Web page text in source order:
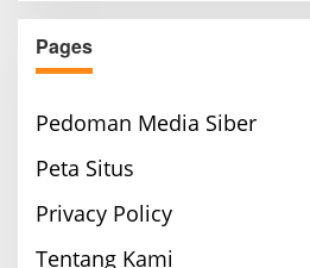
Pages
Pedoman Media Siber
Peta Situs
Privacy Policy
Tentang Kami